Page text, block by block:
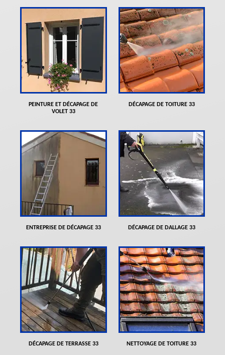
PEINTURE ET DÉCAPAGE DE
VOLET 33
DÉCAPAGE DE TOITURE 33
ENTREPRISE DE DÉCAPAGE 33 DÉCAPAGE DE DALLAGE 33
DÉCAPAGE DE TERRASSE 33 NETTOYAGE DE TOITURE 33